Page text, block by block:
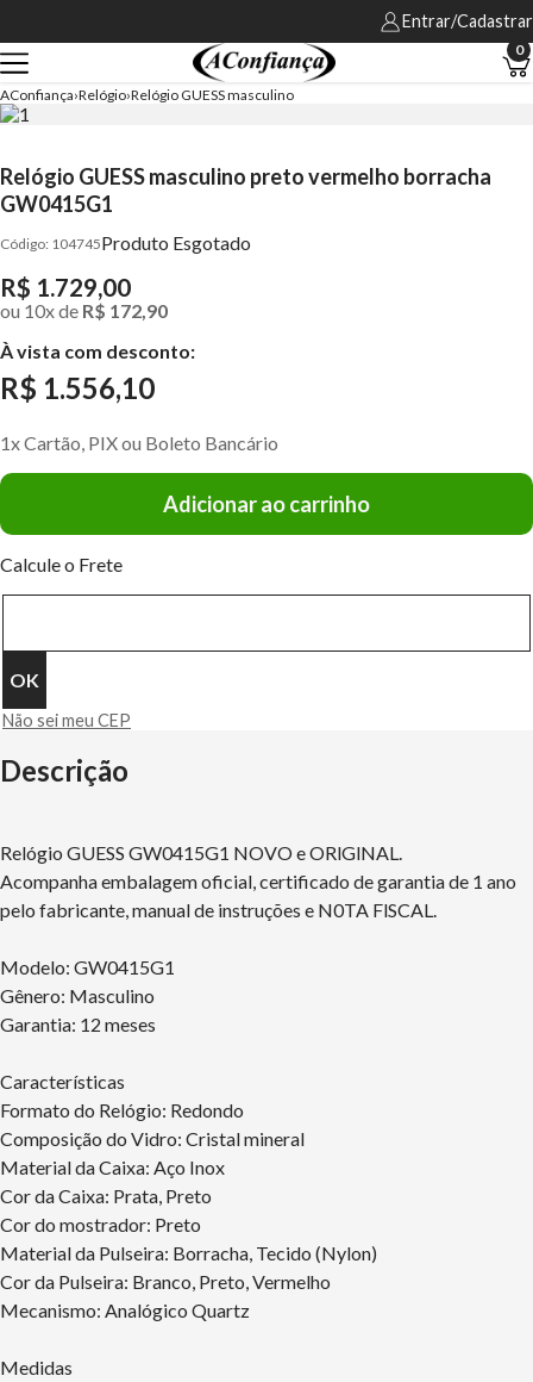
Entrar/Cadastrar
0
AConfiança Relógio Relógio GUESS masculino
Relógio GUESS masculino preto vermelho borracha
GW0415G1
104745Produto Esgotado
R$ 1.729,00
ou 10xde R$ 172,90
À vista com desconto:
R$ 1.556,10
1x Cartão, PIX ou Boleto Bancário
Adicionar ao carrinho
Calcule o Frete
Não sei meu CEP
Descrição
Relógio GUESS GW0415G1 NOVO e ORlGlNAL.
Acompanha embalagem oficial, certificado de garantia de 1 ano
pelo fabricante, manual de instruções e N0TA FlSCAL.
Modelo: GW0415G1
Gênero: Masculino
Garantia: 12 meses
Características
Formato do Relógio: Redondo
Composição do Vidro: Cristal mineral
Material da Caixa: Aço Inox
Cor da Caixa: Prata, Preto
Cor do mostrador: Preto
Material da Pulseira: Borracha, Tecido (Nylon)
Cor da Pulseira: Branco, Preto, Vermelho
Mecanismo: Analógico Quartz
Medidas